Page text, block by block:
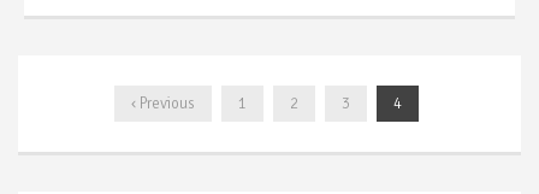
‹ Previous 1 2 3 4